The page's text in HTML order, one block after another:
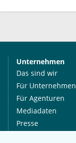
Unternehmen
Das sind wir
Für Unternehmen
Für Agenturen
Mediadaten
Presse